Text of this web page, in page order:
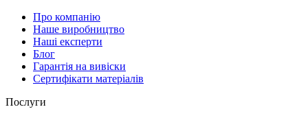
Про компанію
Наше виробництво
Наші експерти
Блог
Гарантія на вивіски
Сертифікати матеріалів
Послуги